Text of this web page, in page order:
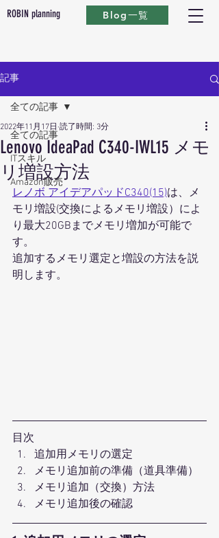
ROBIN planning Blog一覧
記事
全ての記事
ITスキル
Amazon販売
全ての記事
Lenovo IdeaPad C340-IWL15 メモ
リ増設方法
2022年11月17日 読了時間: 3分
レノボ アイデアパッドC340(15)は、メ
モリ増設(交換によるメモリ増設）によ
り最大20GBまでメモリ増加が可能で
す。
追加するメモリ選定と増設の方法を説
明します。
目次
追加用メモリの選定
メモリ追加前の準備（道具準備）
メモリ追加（交換）方法
メモリ追加後の確認